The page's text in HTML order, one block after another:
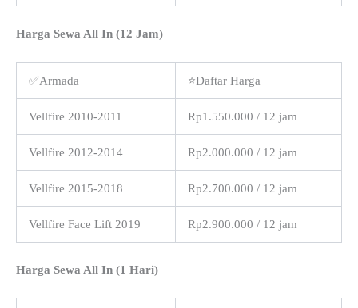
Harga Sewa All In (12 Jam)
✅Armada ⭐Daftar Harga
Vellfire 2010-2011 Rp1.550.000 / 12 jam
Vellfire 2012-2014 Rp2.000.000 / 12 jam
Vellfire 2015-2018 Rp2.700.000 / 12 jam
Vellfire Face Lift 2019 Rp2.900.000 / 12 jam
Harga Sewa All In (1 Hari)